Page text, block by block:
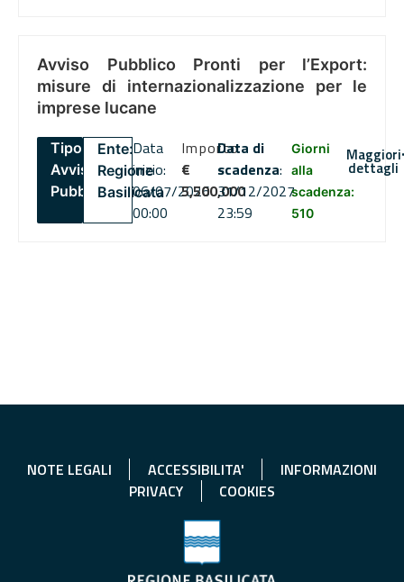
Avviso Pubblico Pronti per l’Export:
misure di internazionalizzazione per le
imprese lucane
Tipo:
Avviso
Pubblico
Ente:
Regione
Basilicata
Data
inizio:
06/07/2026
00:00
Importo
€
5,500,000
Data di
scadenza:
31/12/2027
23:59
Giorni
alla
scadenza:
510
Maggiori
dettagli
NOTE LEGALI ACCESSIBILITA'
INFORMAZIONI
PRIVACY
COOKIES